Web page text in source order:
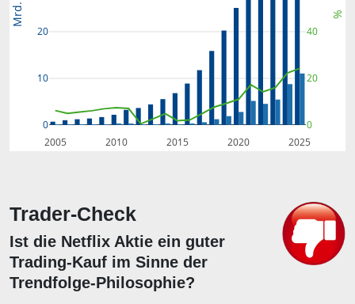
2005 2010 2015 2020 2025
0
10
20
0
20
40
Mrd. %
Trader-Check
Ist die Netflix Aktie ein guter
Trading-Kauf im Sinne der
Trendfolge-Philosophie?